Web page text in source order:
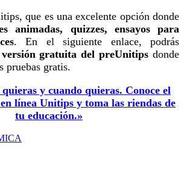
que es una excelente opción donde
animadas, quizzes, ensayos para
. En el siguiente enlace, podrás
versión gratuita del preUnitips donde
pruebas gratis.
y cuando quieras. Conoce el
línea Unitips y toma las riendas de
tu educación.»